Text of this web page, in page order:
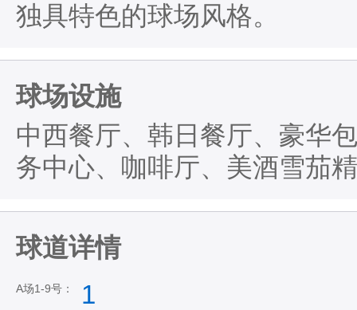
独具特色的球场风格。
球场设施
中西餐厅、韩日餐厅、豪华
务中心、咖啡厅、美酒雪茄
球道详情
A场1-9号：
1